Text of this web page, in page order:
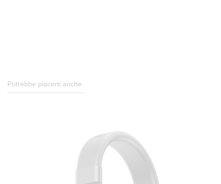
Potrebbe piacerti anche